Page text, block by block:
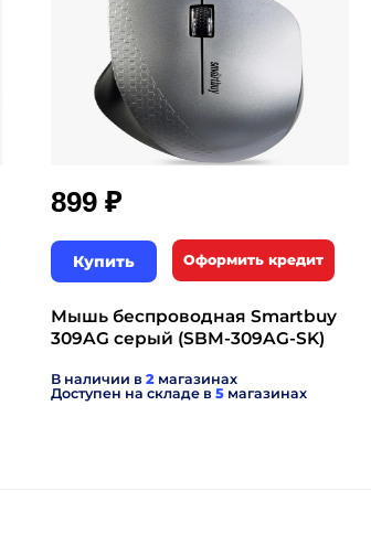
899 ₽
Купить Оформить кредит
Мышь беспроводная Smartbuy
309AG серый (SBM-309AG-SK)
В наличии в 2 магазинах
Доступен на складе в 5 магазинах